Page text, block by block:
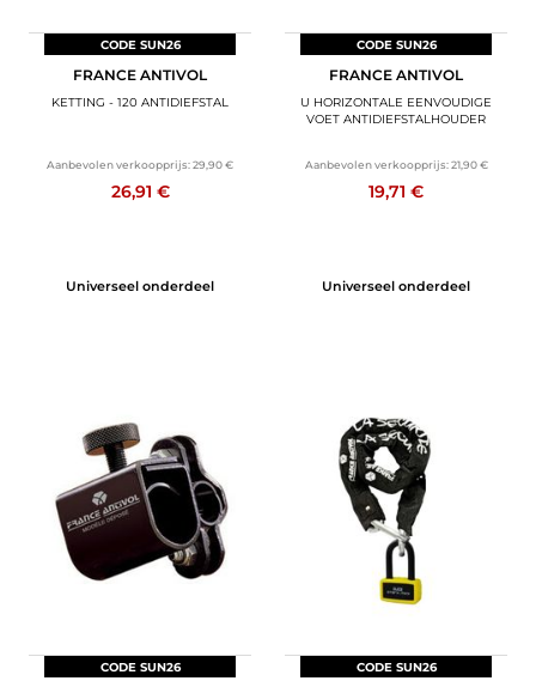
CODE SUN26
FRANCE ANTIVOL
KETTING - 120 ANTIDIEFSTAL
Aanbevolen verkoopprijs:29,90 €
26,91 €
Universeel onderdeel
CODE SUN26
FRANCE ANTIVOL
U HORIZONTALE EENVOUDIGE
VOET ANTIDIEFSTALHOUDER
Aanbevolen verkoopprijs: 21,90 €
19,71 €
Universeel onderdeel
CODE SUN26 CODE SUN26